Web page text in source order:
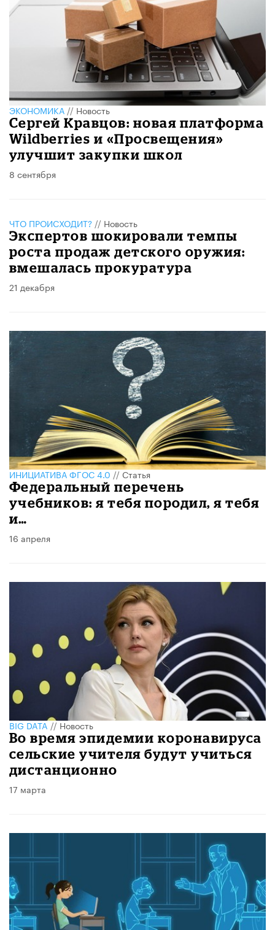
ЭКОНОМИКА//Новость
Сергей Кравцов: новая платформа
Wildberries и «Просвещения»
улучшит закупки школ
8 сентября
ЧТО ПРОИСХОДИТ? // Новость
Экспертов шокировали темпы
роста продаж детского оружия:
вмешалась прокуратура
21 декабря
ИНИЦИАТИВА ФГОС 4.0//Статья
Федеральный перечень
учебников: я тебя породил, я тебя
и…
16 апреля
BIG DATA//Новость
​Во время эпидемии коронавируса
сельские учителя будут учиться
дистанционно
17 марта